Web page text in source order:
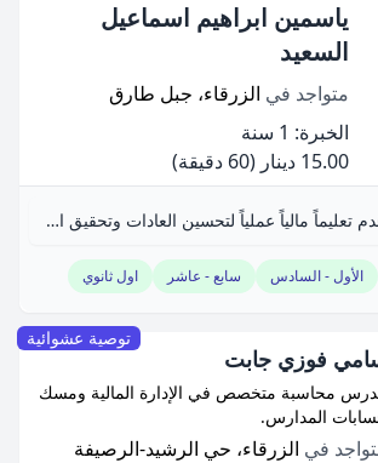
ياسمين ابراهيم اسماعيل
السعيد
متواجد في الزرقاء، جبل طارق
الخبرة: 1 سنة
15.00 دينار
(60 دقيقة)
مستشارة مالية. أقدم تعليماً مالياً عملياً لتحسين العادات وتحقيق الأهداف.
الأول - السادس سابع - عاشر اول ثانوي
توصية عشوائية
فوزي جابت
محاسبة متخصص في الإدارة المالية ومسك
المدارس.
في الزرقاء، حي الرشيد-الرصيفة